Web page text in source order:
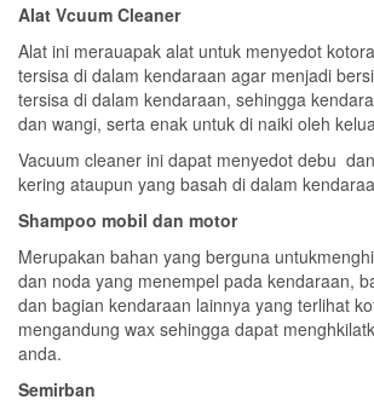
Alat Vcuum Cleaner
Alat ini merauapak alat untuk menyedot
tersisa di dalam kendaraan agar menjadi
tersisa di dalam kendaraan, sehingga
dan wangi, serta enak untuk di naiki oleh
Vacuum cleaner ini dapat menyedot debu
kering ataupun yang basah di dalam
Shampoo mobil dan motor
Merupakan bahan yang berguna
dan noda yang menempel pada kendaraan,
dan bagian kendaraan lainnya yang terlihat
mengandung wax sehingga dapat
anda.
Semirban